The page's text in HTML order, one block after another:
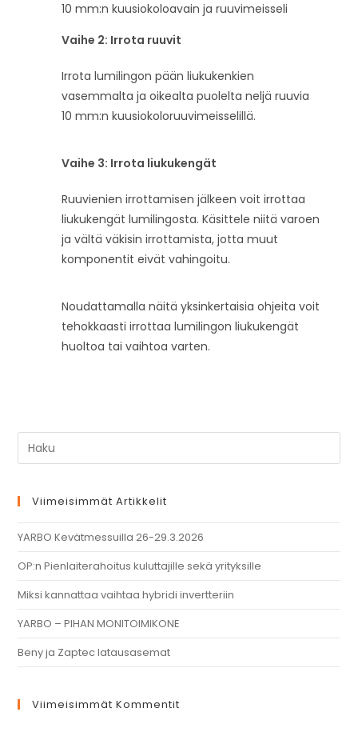
10 mm:n kuusiokoloavain ja ruuvimeisseli
Vaihe 2: Irrota ruuvit
Irrota lumilingon pään liukukenkien
vasemmalta ja oikealta puolelta neljä ruuvia
10 mm:n kuusiokoloruuvimeisselillä.
Vaihe 3: Irrota liukukengät
Ruuvienien irrottamisen jälkeen voit irrottaa
liukukengät lumilingosta. Käsittele niitä varoen
ja vältä väkisin irrottamista, jotta muut
komponentit eivät vahingoitu.
Noudattamalla näitä yksinkertaisia ​​ohjeita voit
tehokkaasti irrottaa lumilingon liukukengät
huoltoa tai vaihtoa varten.
Viimeisimmät Artikkelit
YARBO Kevätmessuilla 26-29.3.2026
OP:n Pienlaiterahoitus kuluttajille sekä yrityksille
Miksi kannattaa vaihtaa hybridi invertteriin
YARBO – PIHAN MONITOIMIKONE
Beny ja Zaptec latausasemat
Viimeisimmät Kommentit